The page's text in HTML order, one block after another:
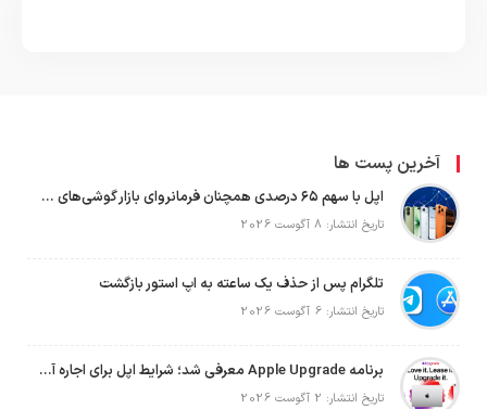
آخرین پست ها
اپل با سهم ۶۵ درصدی همچنان فرمانروای بازار گوشی‌های پریمیوم جهان است
تاریخ انتشار: 8 آگوست 2026
تلگرام پس از حذف یک ساعته به اپ استور بازگشت
تاریخ انتشار: 6 آگوست 2026
برنامه Apple Upgrade معرفی شد؛ شرایط اپل برای اجاره آیفون، آیپد، مک و اپل واچ
تاریخ انتشار: 2 آگوست 2026